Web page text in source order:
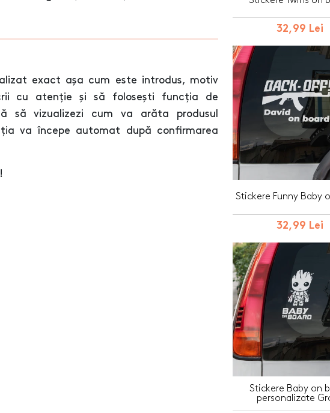
exact așa cum este introdus, motiv
cu atenție și să folosești funcția de
să vizualizezi cum va arăta produsul
va începe automat după confirmarea
!
32,99 Lei
Stickere Funny Baby
32,99 Lei
Stickere Baby on
personalizate